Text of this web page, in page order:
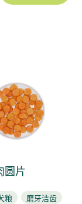
圆片
粮
磨牙洁齿